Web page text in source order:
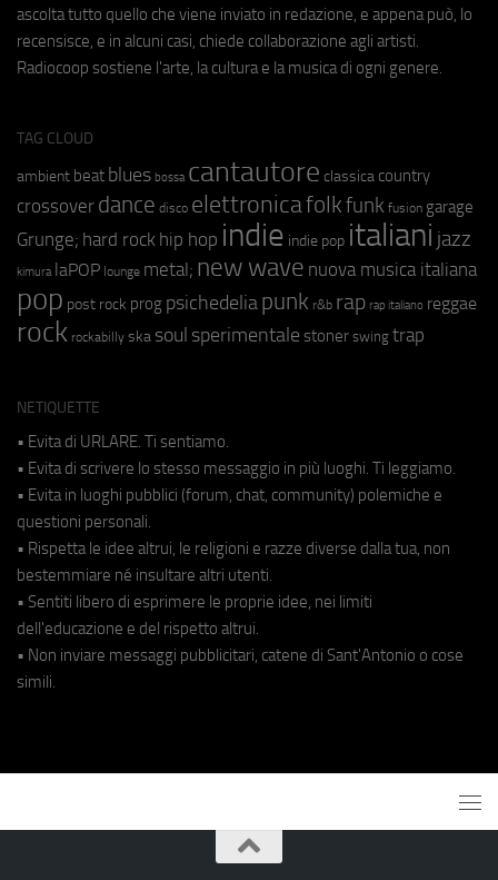
ascolta tutto quello che viene inviato in redazione, e appena può, lo
recensisce, e in alcuni casi, chiede collaborazione agli artisti.
Radiocoop sostiene l'arte, la cultura e la musica di ogni genere.
TAG CLOUD
ambient beat blues bossa cantautore classica country
crossover dance disco elettronicafolkfunk fusion garage
Grunge; hard rock hip hop indie indie pop italiani jazz
kimura laPOP lounge metal; new wave nuova musica italiana
pop post rock prog psichedeliapunk r&b rap rap italiano reggae
rock rockabilly ska soul sperimentale stoner swing trap
NETIQUETTE
• Evita di URLARE. Ti sentiamo.
• Evita di scrivere lo stesso messaggio in più luoghi. Ti leggiamo.
• Evita in luoghi pubblici (forum, chat, community) polemiche e
questioni personali.
• Rispetta le idee altrui, le religioni e razze diverse dalla tua, non
bestemmiare né insultare altri utenti.
• Sentiti libero di esprimere le proprie idee, nei limiti
dell'educazione e del rispetto altrui.
• Non inviare messaggi pubblicitari, catene di Sant'Antonio o cose
simili.